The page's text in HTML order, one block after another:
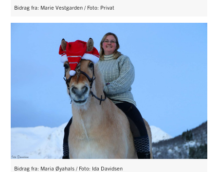
Bidrag fra: Marie Vestgarden / Foto: Privat
Bidrag fra: Maria Øyahals / Foto: Ida Davidsen